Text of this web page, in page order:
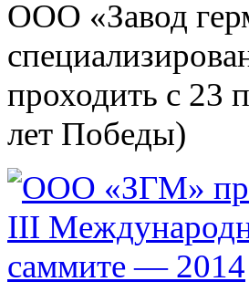
ООО «Завод
проходить с 23
лет Победы)